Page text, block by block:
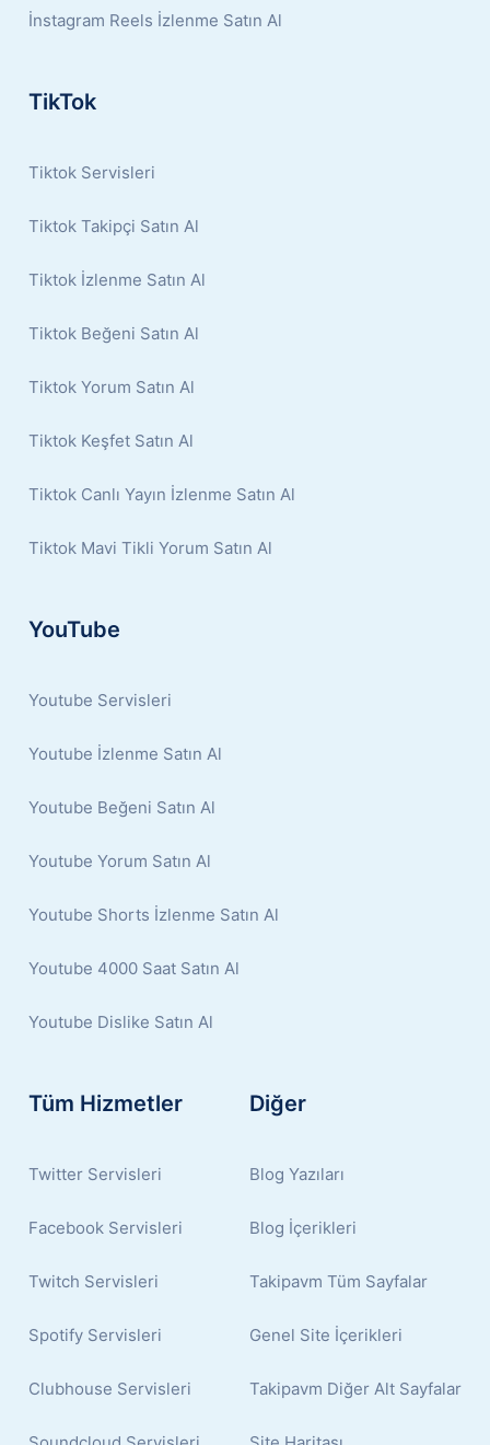
İnstagram Reels İzlenme Satın Al
TikTok
Tiktok Servisleri
Tiktok Takipçi Satın Al
Tiktok İzlenme Satın Al
Tiktok Beğeni Satın Al
Tiktok Yorum Satın Al
Tiktok Keşfet Satın Al
Tiktok Canlı Yayın İzlenme Satın Al
Tiktok Mavi Tikli Yorum Satın Al
YouTube
Youtube Servisleri
Youtube İzlenme Satın Al
Youtube Beğeni Satın Al
Youtube Yorum Satın Al
Youtube Shorts İzlenme Satın Al
Youtube 4000 Saat Satın Al
Youtube Dislike Satın Al
Tüm Hizmetler
Twitter Servisleri
Facebook Servisleri
Twitch Servisleri
Spotify Servisleri
Clubhouse Servisleri
Diğer
Blog Yazıları
Blog İçerikleri
Takipavm Tüm Sayfalar
Genel Site İçerikleri
Takipavm Diğer Alt Sayfalar